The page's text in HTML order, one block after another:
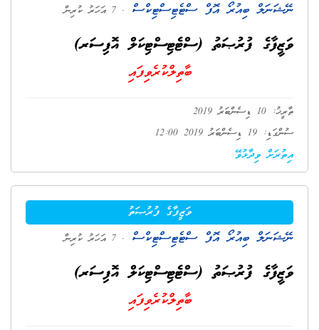
ނޭޝަނަލް ބިއުރޯ އޮފް ސްޓެޓިސްޓިކްސް . 7 އަހަރު ކުރިން
ވަޒީފާގެ ފުރުޞަތު (ސްޓެޓިސްޓިކަލް އޮފިސަރ)
ބާތިލްކުރެވިފައި
ތާރީޚު: 10 ޑިސެންބަރު 2019
ސުންގަޑި: 19 ޑިސެންބަރު 2019 12:00
އިތުރަށް ވިދާޅުވޭ
ވަޒީފާގެ ފުރުޞަތު
ނޭޝަނަލް ބިއުރޯ އޮފް ސްޓެޓިސްޓިކްސް . 7 އަހަރު ކުރިން
ވަޒީފާގެ ފުރުޞަތު (ސްޓެޓިސްޓިކަލް އޮފިސަރ)
ބާތިލްކުރެވިފައި